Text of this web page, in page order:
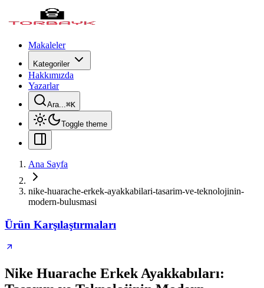
Makaleler
Kategoriler
Hakkımızda
Yazarlar
Ara...⌘K
Toggle theme
Ana Sayfa
nike-huarache-erkek-ayakkabilari-tasarim-ve-teknolojinin-
modern-bulusmasi
Ürün Karşılaştırmaları
Nike Huarache Erkek Ayakkabıları: